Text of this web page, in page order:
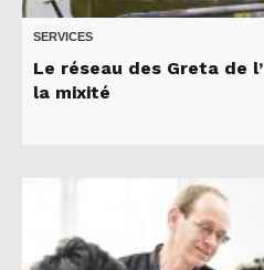
SERVICES
Le réseau des Greta de
la mixité